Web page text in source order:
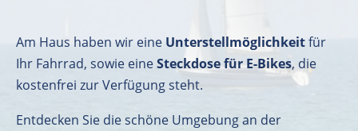
Am Haus haben wir eine Unterstellmöglichkeitfür
Ihr Fahrrad, sowie eineSteckdose für E-Bikes, die
kostenfrei zur Verfügung steht.
Entdecken Sie die schöne Umgebung an der